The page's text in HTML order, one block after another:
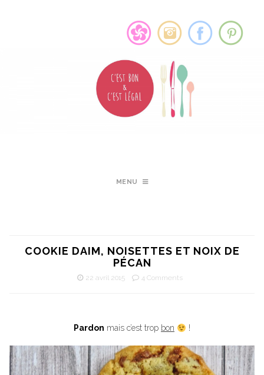
MENU
COOKIE DAIM, NOISETTES ET NOIX DE
PÉCAN
22 avril 2015 4 Comments
Pardon mais c’est trop bon !